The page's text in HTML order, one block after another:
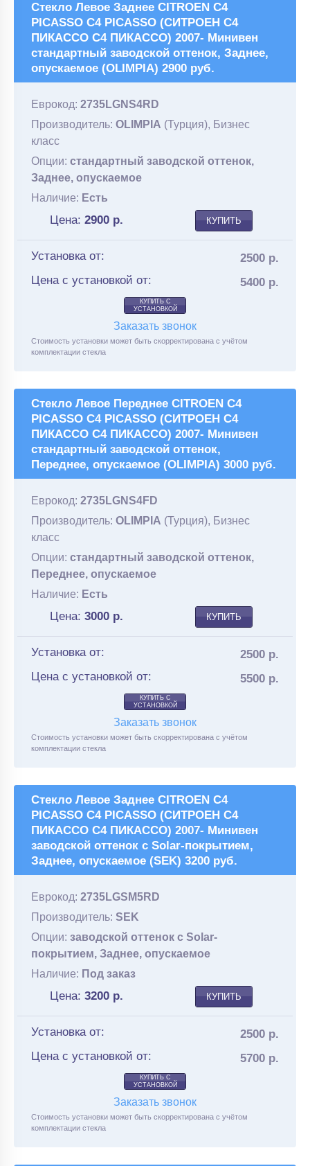
Стекло Левое Заднее CITROEN C4
PICASSO C4 PICASSO (СИТРОЕН С4
ПИКАССО С4 ПИКАССО) 2007- Минивен
стандартный заводской оттенок, Заднее,
опускаемое (OLIMPIA) 2900 руб.
Еврокод: 2735LGNS4RD
Производитель: OLIMPIA (Турция), Бизнес
класс
Опции: стандартный заводской оттенок,
Заднее, опускаемое
Наличие: Есть
Цена: 2900 р. КУПИТЬ
Установка от:
2500 р.
Цена с установкой от:
5400 р.
КУПИТЬ С
УСТАНОВКОЙ
Заказать звонок
Стоимость установки может быть скорректирована с учётом
комплектации стекла
Стекло Левое Переднее CITROEN C4
PICASSO C4 PICASSO (СИТРОЕН С4
ПИКАССО С4 ПИКАССО) 2007- Минивен
стандартный заводской оттенок,
Переднее, опускаемое (OLIMPIA) 3000 руб.
Еврокод: 2735LGNS4FD
Производитель: OLIMPIA (Турция), Бизнес
класс
Опции: стандартный заводской оттенок,
Переднее, опускаемое
Наличие: Есть
Цена: 3000 р. КУПИТЬ
Установка от:
2500 р.
Цена с установкой от:
5500 р.
КУПИТЬ С
УСТАНОВКОЙ
Заказать звонок
Стоимость установки может быть скорректирована с учётом
комплектации стекла
Стекло Левое Заднее CITROEN C4
PICASSO C4 PICASSO (СИТРОЕН С4
ПИКАССО С4 ПИКАССО) 2007- Минивен
заводской оттенок с Solar-покрытием,
Заднее, опускаемое (SEK) 3200 руб.
Еврокод: 2735LGSM5RD
Производитель: SEK
Опции: заводской оттенок с Solar-
покрытием, Заднее, опускаемое
Наличие: Под заказ
Цена: 3200 р. КУПИТЬ
Установка от:
2500 р.
Цена с установкой от:
5700 р.
КУПИТЬ С
УСТАНОВКОЙ
Заказать звонок
Стоимость установки может быть скорректирована с учётом
комплектации стекла